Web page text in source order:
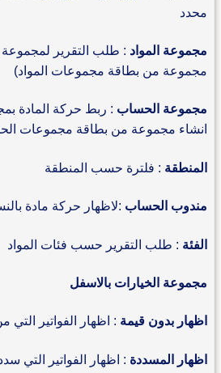
محدد
مجموعة المواد : طلب التقرير لمجموعة
مجموعة من بطاقة مجموعات المواد)
مجموعة الحساب : ربط حركة المادة
انشاء مجموعة من بطاقة مجموعات
المنطقة : فلترة حسب المنطقة
مندوب الحساب :لاظهار حركة مادة
الفئة : طلب التقرير حسب فئات المواد
مجموعة الخيارات بالاسفل
اظهار بدون قيمة : اظهار الفواتير
اظهار المسددة : اظهار الفواتير التي